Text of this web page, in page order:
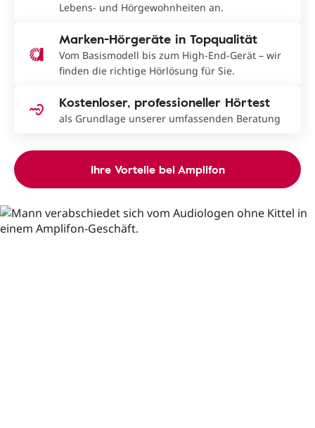
Lebens- und Hörgewohnheiten an.
Marken-Hörgeräte in Topqualität
Vom Basismodell bis zum High-End-Gerät – wir
finden die richtige Hörlösung für Sie.
Kostenloser, professioneller Hörtest
als Grundlage unserer umfassenden Beratung
Ihre Vorteile bei Amplifon